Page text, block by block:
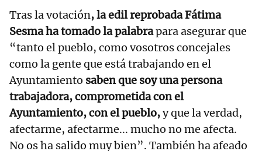
Tras la votación, la edil reprobada Fátima
Sesma ha tomado la palabrapara asegurar que
“tanto el pueblo, como vosotros concejales
como la gente que está trabajando en el
Ayuntamiento saben que soy una persona
trabajadora, comprometida con el
Ayuntamiento, con el pueblo,y que la verdad,
afectarme, afectarme... mucho no me afecta.
No os ha salido muy bien”. También ha afeado